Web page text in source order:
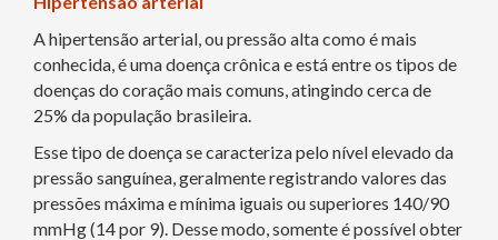
A hipertensão arterial, ou pressão alta como é mais
conhecida, é uma doença crônica e está entre os tipos de
doenças do coração mais comuns, atingindo cerca de
25% da população brasileira.
Esse tipo de doença se caracteriza pelo nível elevado da
pressão sanguínea, geralmente registrando valores das
pressões máxima e mínima iguais ou superiores 140/90
mmHg (14 por 9). Desse modo, somente é possível obter